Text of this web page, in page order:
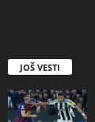
JOŠ VESTI